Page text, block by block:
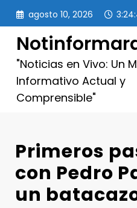
Saltar
contenido
agosto 10, 2026
"Noticias en Vivo: Un
Informativo Actual y
Comprensible"
Primeros
con Pedro
un